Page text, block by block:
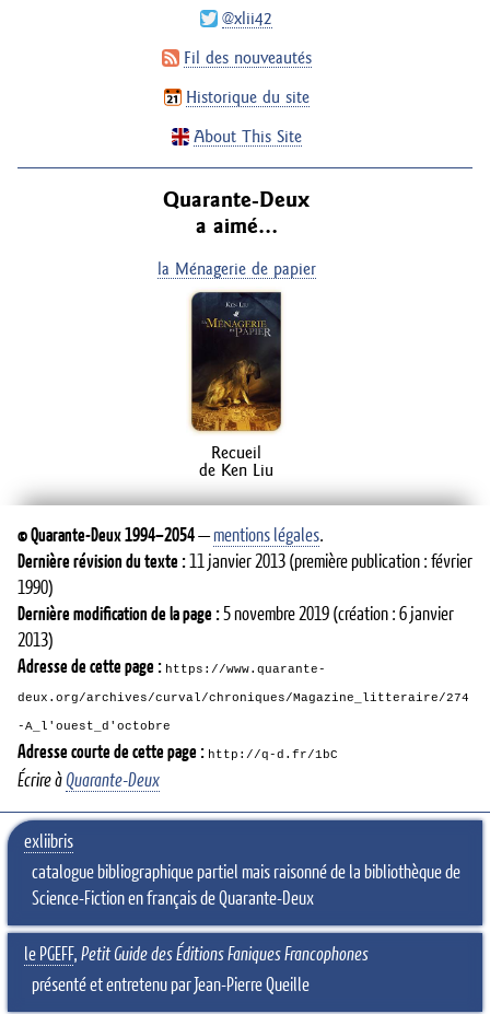
@xlii42
Fil des nouveautés
Historique du site
About This Site
Quarante-Deux
a aimé…
la Ménagerie de papier
Recueil
de Ken Liu
©Quarante-Deux1994–2054—mentions légales.
Dernière révision du texte :11 janvier 2013 (première publication : février
1990)
Dernière modification de la page :5 novembre 2019 (création : 6 janvier
2013)
Adresse de cette page : https://www.quarante-
deux.org/archives/curval/chroniques/Magazine_litteraire/274
-A_l'ouest_d'octobre
Adresse courte de cette page : http://q-d.fr/1bC
Écrire à Quarante-Deux
exliibris
catalogue bibliographique partiel mais raisonné de la bibliothèque de
Science-Fiction en français de Quarante-Deux
le PGEFF, Petit Guide des Éditions Faniques Francophones
présenté et entretenu par Jean-Pierre Queille